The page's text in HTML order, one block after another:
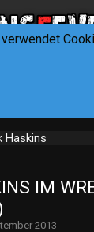
Haskins
IM
2013